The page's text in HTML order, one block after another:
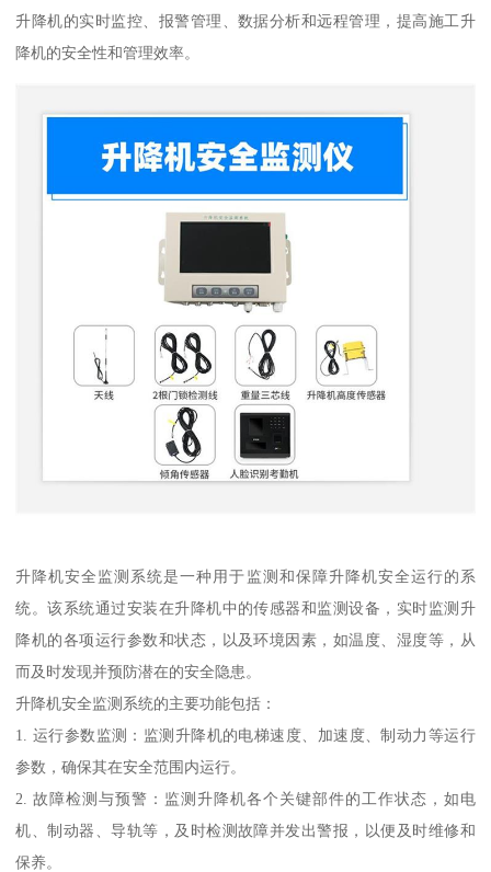
升降机的实时监控、报警管理、数据分析和远程管理，提高施工升
降机的安全性和管理效率。
升降机安全监测系统是一种用于监测和保障升降机安全运行的系
统。该系统通过安装在升降机中的传感器和监测设备，实时监测升
降机的各项运行参数和状态，以及环境因素，如温度、湿度等，从
而及时发现并预防潜在的安全隐患。
升降机安全监测系统的主要功能包括：
1. 运行参数监测：监测升降机的电梯速度、加速度、制动力等运行
参数，确保其在安全范围内运行。
2. 故障检测与预警：监测升降机各个关键部件的工作状态，如电
机、制动器、导轨等，及时检测故障并发出警报，以便及时维修和
保养。